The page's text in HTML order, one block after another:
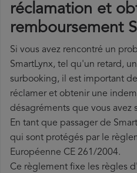
réclamation et
remboursement
Si vous avez rencontré un
SmartLynx, tel qu'un retard,
surbooking, il est important
réclamer et obtenir une
désagréments que vous avez
En tant que passager de
qui sont protégés par le
Européenne CE 261/2004.
Ce règlement fixe les règles